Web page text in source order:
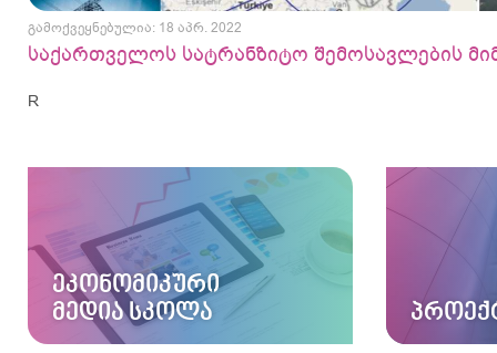
გამოქვეყნებულია: 18 აპრ. 2022
საქართველოს სატრანზიტო შემოსავლების
R
ᲔᲙᲝᲜᲝᲛᲘᲙᲣᲠᲘ
ᲛᲔᲓᲘᲐ ᲡᲙᲝᲚᲐ